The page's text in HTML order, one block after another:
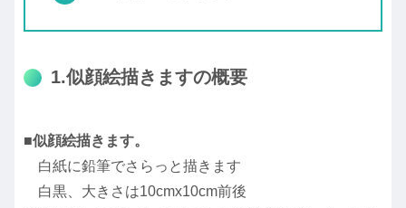
1.似顔絵描きますの概要
■似顔絵描きます。
白紙に鉛筆でさらっと描きます
白黒、大きさは10cmx10cm前後